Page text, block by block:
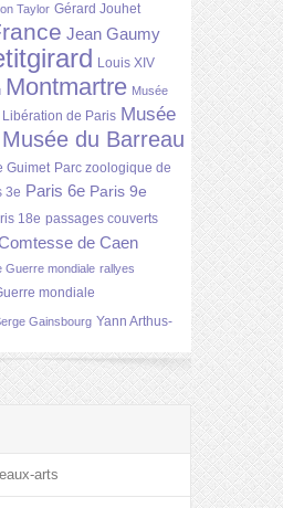
Taylor Gérard Jouhet
Jean Gaumy
Louis XIV
Montmartre Musée
de Paris Musée
Musée du Barreau
Guimet Parc zoologique de
3e Paris 6e Paris 9e
18e passages couverts
de Caen
Guerre mondiale rallyes
mondiale
Gainsbourg Yann Arthus-
arts